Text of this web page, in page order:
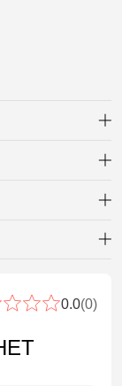
0.0(0)